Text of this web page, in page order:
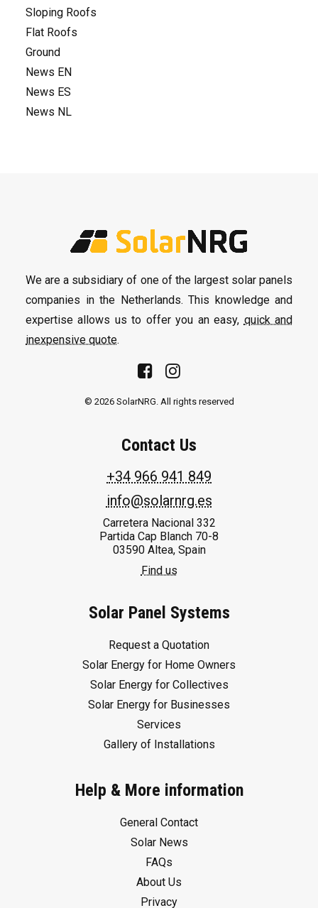
Sloping Roofs
Flat Roofs
Ground
News EN
News ES
News NL
We are a subsidiary of one of the largest solar panels
companies in the Netherlands. This knowledge and
expertise allows us to offer you an easy, quick and
inexpensive quote.
© 2026 SolarNRG. All rights reserved
Contact Us
+34 966 941 849
info@solarnrg.es
Carretera Nacional 332
Partida Cap Blanch 70-8
03590 Altea, Spain
Find us
Solar Panel Systems
Request a Quotation
Solar Energy for Home Owners
Solar Energy for Collectives
Solar Energy for Businesses
Services
Gallery of Installations
Help & More information
General Contact
Solar News
FAQs
About Us
Privacy